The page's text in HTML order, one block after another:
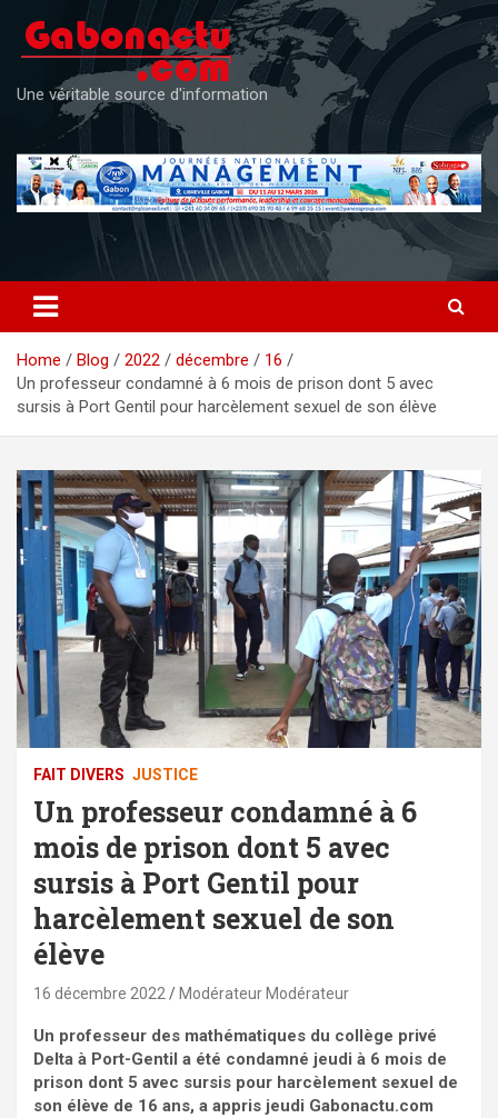
content
Une véritable source d'information
Home Blog 2022 décembre
16
Un professeur condamné à 6 mois de prison dont 5 avec
sursis à Port Gentil pour harcèlement sexuel de son élève
FAIT DIVERS JUSTICE
Un professeur condamné à 6
mois de prison dont 5 avec
sursis à Port Gentil pour
harcèlement sexuel de son
élève
16 décembre 2022 Modérateur Modérateur
Un professeur des mathématiques du collège privé
Delta à Port-Gentil a été condamné jeudi à 6 mois de
prison dont 5 avec sursis pour harcèlement sexuel de
son élève de 16 ans, a appris jeudi Gabonactu.com